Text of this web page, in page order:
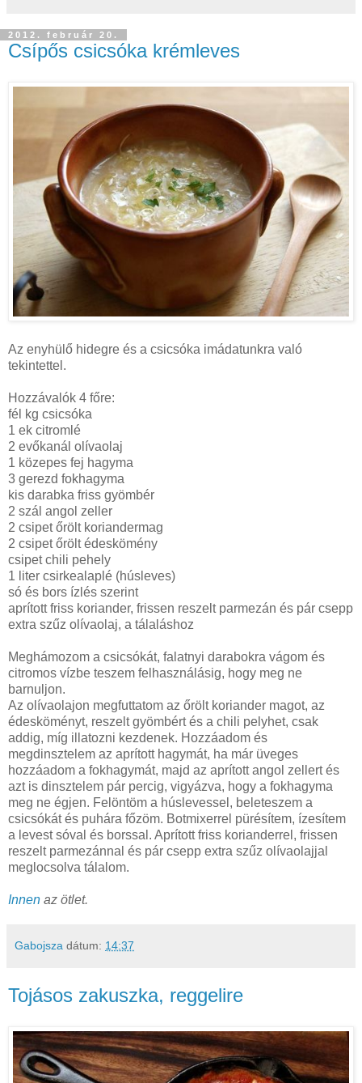
2012. február 20.
Csípős csicsóka krémleves
Az enyhülő hidegre és a csicsóka imádatunkra való
tekintettel.
Hozzávalók 4 főre:
fél kg csicsóka
1 ek citromlé
2 evőkanál olívaolaj
1 közepes fej hagyma
3 gerezd fokhagyma
kis darabka friss gyömbér
2 szál angol zeller
2 csipet őrölt koriandermag
2 csipet őrölt édeskömény
csipet chili pehely
1 liter csirkealaplé (húsleves)
só és bors ízlés szerint
aprított friss koriander, frissen reszelt parmezán és pár csepp
extra szűz olívaolaj, a tálaláshoz
Meghámozom a csicsókát, falatnyi darabokra vágom és
citromos vízbe teszem felhasználásig, hogy meg ne
barnuljon.
Az olívaolajon megfuttatom az őrölt koriander magot, az
édesköményt, reszelt gyömbért és a chili pelyhet, csak
addig, míg illatozni kezdenek. Hozzáadom és
megdinsztelem az aprított hagymát, ha már üveges
hozzáadom a fokhagymát, majd az aprított angol zellert és
azt is dinsztelem pár percig, vigyázva, hogy a fokhagyma
meg ne égjen. Felöntöm a húslevessel, beleteszem a
csicsókát és puhára főzöm. Botmixerrel pürésítem, ízesítem
a levest sóval és borssal. Aprított friss korianderrel, frissen
reszelt parmezánnal és pár csepp extra szűz olívaolajjal
meglocsolva tálalom.
Innen az ötlet.
Gabojsza dátum: 14:37
Tojásos zakuszka, reggelire